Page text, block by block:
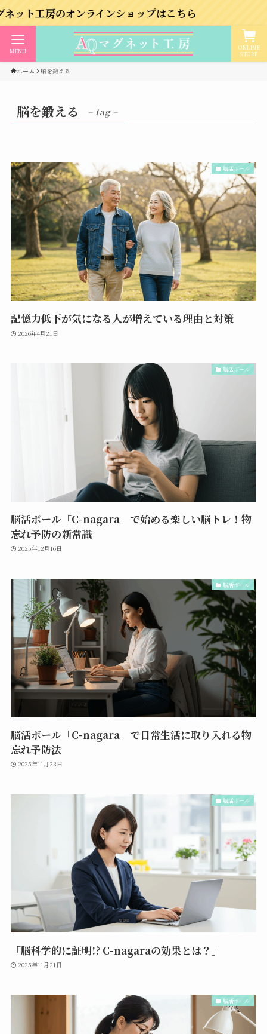
のオンラインショップはこちら
ONLINE
STORE
MENU
ホーム 脳を鍛える
脳を鍛える – tag –
脳活ボール
記憶力低下が気になる人が増えている理由と対策
2026年4月21日
脳活ボール
脳活ボール「C-nagara」で始める楽しい脳トレ！物
忘れ予防の新常識
2025年12月16日
脳活ボール
脳活ボール「C-nagara」で日常生活に取り入れる物
忘れ予防法
2025年11月23日
脳活ボール
「脳科学的に証明!? C-nagaraの効果とは？」
2025年11月21日
脳活ボール